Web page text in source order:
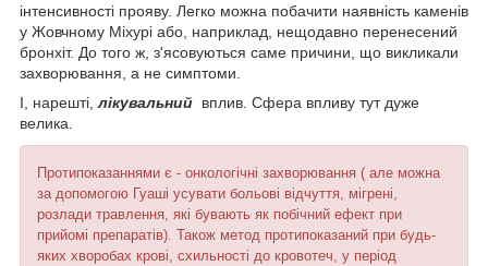
інтенсивності прояву. Легко можна побачити наявність каменів
у Жовчному Міхурі або, наприклад, нещодавно перенесений
бронхіт. До того ж, з'ясовуються саме причини, що викликали
захворювання, а не симптоми.
І, нарешті,лікувальний вплив. Сфера впливу тут дуже
велика.
Протипоказаннями є - онкологічні захворювання ( але можна
за допомогою Гуаші усувати больові відчуття, мігрені,
розлади травлення, які бувають як побічний ефект при
прийомі препаратів). Також метод протипоказаний при будь-
яких хворобах крові, схильності до кровотеч, у період